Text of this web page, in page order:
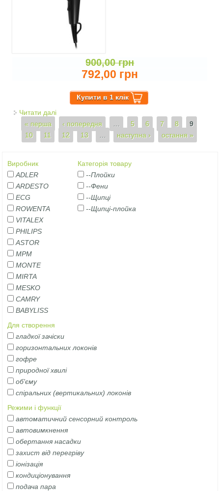
900,00 грн
792,00 грн
Читати далі
Сторінки
« перша ‹ попередня 5 6 7 8
9
10
11 12 13 наступна › остання »
Виробник
ADLER
ARDESTO
ECG
ROWENTA
VITALEX
PHILIPS
ASTOR
MPM
MONTE
MIRTA
MESKO
CAMRY
BABYLISS
Категорія товару
--Плойки
--Фени
--Щипці
--Щипці-плойка
Для створення
гладкої зачіски
горизонтальних локонів
гофре
природної хвилі
об'єму
спіральних (вертикальних) локонів
Режими і функції
автоматичний сенсорний контроль
автовимкнення
обертання насадки
захист від перегріву
іонізація
кондиціонування
подача пара